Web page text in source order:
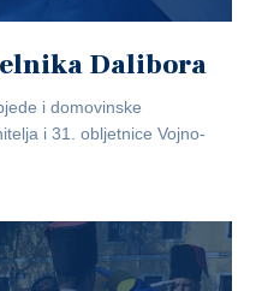
Dalibora
i domovinske
i 31. obljetnice Vojno-